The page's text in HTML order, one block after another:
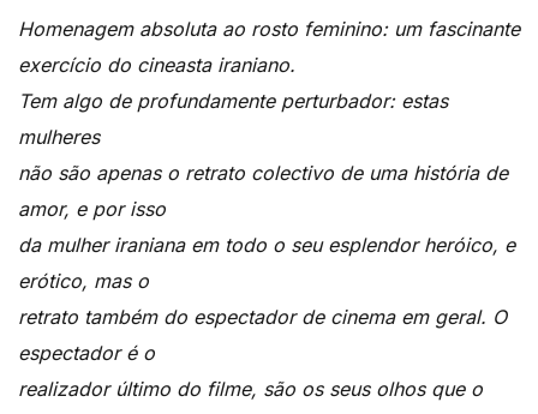
Homenagem absoluta ao rosto feminino: um fascinante
exercício do cineasta iraniano.
Tem algo de profundamente perturbador: estas
mulheres
não são apenas o retrato colectivo de uma história de
amor, e por isso
da mulher iraniana em todo o seu esplendor heróico, e
erótico, mas o
retrato também do espectador de cinema em geral. O
espectador é o
realizador último do filme, são os seus olhos que o